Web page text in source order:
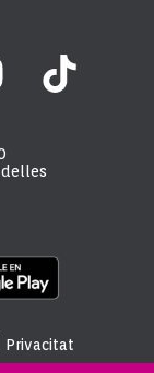
Privacitat